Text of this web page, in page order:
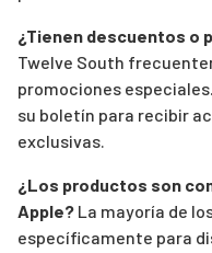
¿Tienen descuentos o
Twelve South
promociones
su boletín para recibir
exclusivas.
¿Los productos son
Apple? La mayoría de
específicamente para